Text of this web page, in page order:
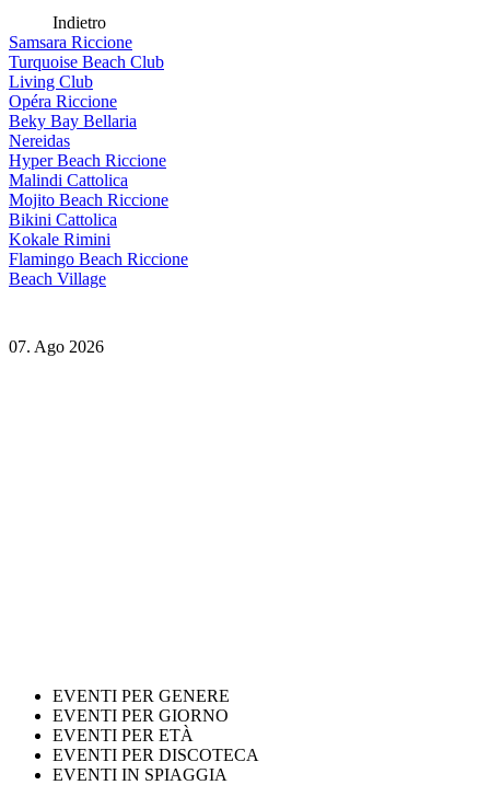
Indietro
Samsara Riccione
Turquoise Beach Club
Living Club
Opéra Riccione
Beky Bay Bellaria
Nereidas
Hyper Beach Riccione
Malindi Cattolica
Mojito Beach Riccione
Bikini Cattolica
Kokale Rimini
Flamingo Beach Riccione
Beach Village
07. Ago 2026
EVENTI PER GENERE
EVENTI PER GIORNO
EVENTI PER ETÀ
EVENTI PER DISCOTECA
EVENTI IN SPIAGGIA